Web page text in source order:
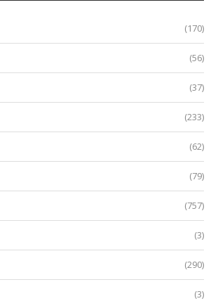
(170)
(56)
(37)
(233)
(62)
(79)
(757)
(3)
(290)
(3)